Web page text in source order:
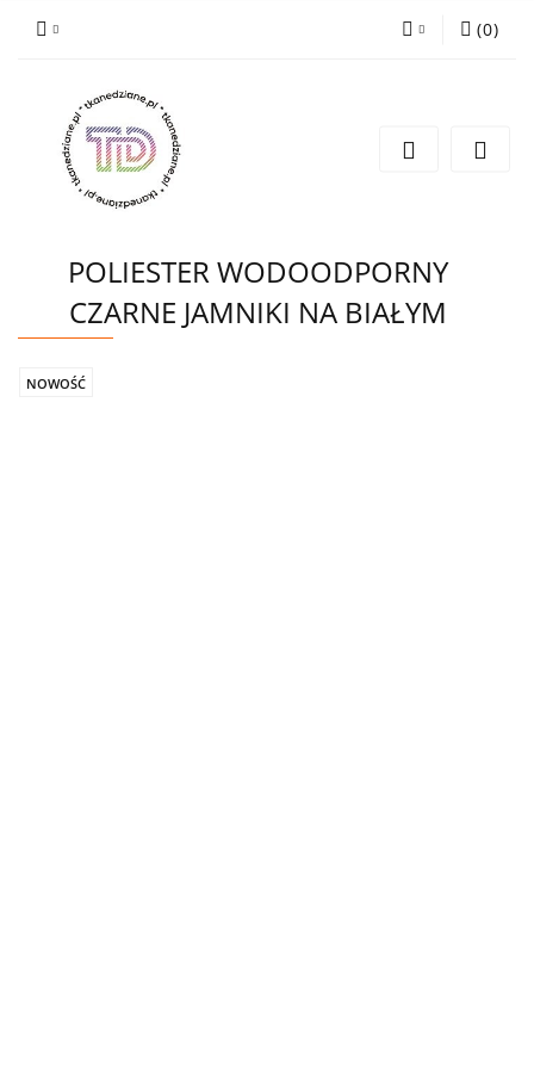
Wyślij e-mail
(0)
POLIESTER WODOODPORNY
CZARNE JAMNIKI NA BIAŁYM
NOWOŚĆ